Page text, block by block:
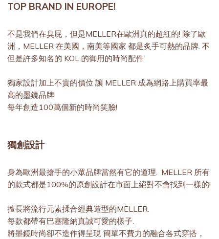
TOP BRAND IN EUROPE!
不是我們在臭屁，但是MELLER在歐洲真的超紅的! 除了歐
洲，MELLER 在美國，南美等國家 都是炙手可熱的品牌. 不
但是許多知名的 KOL 的御用的時尚配件
獨家設計加上不貴的價位 讓 MELLER 成為網路上購買率最
高的墨鏡品牌
每年創造100萬個新的時尚笑臉!
獨創設計
身為歐洲最搶手的小眾品牌當然有它的道理. MELLER 所有
的款式都是100%的原創設計在市面上絕對不會找到一樣的!
擅長將流行元素揉合經典造型的MELLER.
每款都帶有巴塞隆納真誠可愛的樣子.
將墨鏡時尚卻不造作得呈現 簡單不費力的融合各式穿搭，